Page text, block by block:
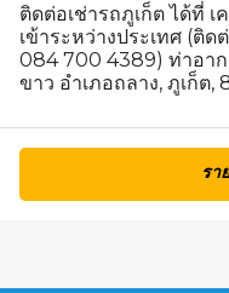
ติดต่อเช่ารถภูเก็ต ได้ที่ เ
เข้าระหว่างประเทศ (ติ
084 700 4389) ท่าอา
ขาว อำเภอถลาง, ภูเก็ต,
รา